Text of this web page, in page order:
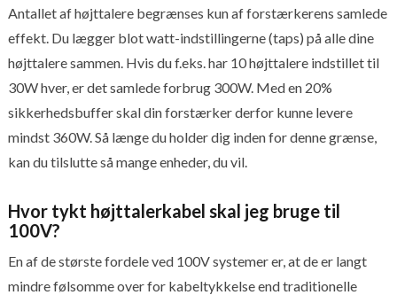
Antallet af højttalere begrænses kun af forstærkerens samlede
effekt. Du lægger blot watt-indstillingerne (taps) på alle dine
højttalere sammen. Hvis du f.eks. har 10 højttalere indstillet til
30W hver, er det samlede forbrug 300W. Med en 20%
sikkerhedsbuffer skal din forstærker derfor kunne levere
mindst 360W. Så længe du holder dig inden for denne grænse,
kan du tilslutte så mange enheder, du vil.
Hvor tykt højttalerkabel skal jeg bruge til
100V?
En af de største fordele ved 100V systemer er, at de er langt
mindre følsomme over for kabeltykkelse end traditionelle